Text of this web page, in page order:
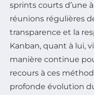
sprints courts d’une
réunions régulières
transparence et la
Kanban, quant à lui,
manière continue
recours à ces
profonde évolution